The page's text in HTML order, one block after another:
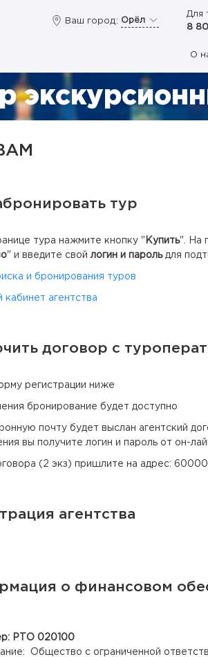
Ваш город: Орёл
Для
8
О
тур
тура нажмите кнопку " Купить". На
" и введите свойлогин и парольдля
и бронирования туров
кабинет агентства
договор с
регистрации ниже
бронирование будет доступно
почту будет выслан агентский
вы получите логин и пароль от он-
(2 экз) пришлите на адрес:
агентства
о финансовом
РТО 020100
Общество с ограниченной